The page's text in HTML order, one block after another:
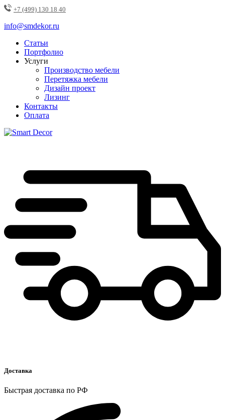
+7 (499) 130 18 40
info@smdekor.ru
Статьи
Портфолио
Услуги
Производство мебели
Перетяжка мебели
Дизайн проект
Лизинг
Контакты
Оплата
Доставка
Быстрая доставка по РФ